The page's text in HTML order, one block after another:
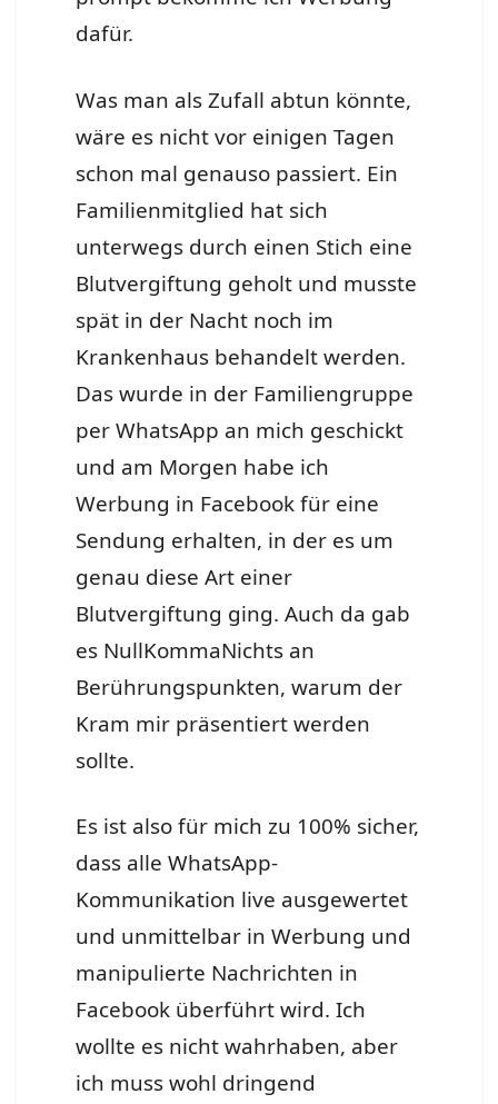
dafür.
Was man als Zufall abtun könnte,
wäre es nicht vor einigen Tagen
schon mal genauso passiert. Ein
Familienmitglied hat sich
unterwegs durch einen Stich eine
Blutvergiftung geholt und musste
spät in der Nacht noch im
Krankenhaus behandelt werden.
Das wurde in der Familiengruppe
per WhatsApp an mich geschickt
und am Morgen habe ich
Werbung in Facebook für eine
Sendung erhalten, in der es um
genau diese Art einer
Blutvergiftung ging. Auch da gab
es NullKommaNichts an
Berührungspunkten, warum der
Kram mir präsentiert werden
sollte.
Es ist also für mich zu 100% sicher,
dass alle WhatsApp-
Kommunikation live ausgewertet
und unmittelbar in Werbung und
manipulierte Nachrichten in
Facebook überführt wird. Ich
wollte es nicht wahrhaben, aber
ich muss wohl dringend